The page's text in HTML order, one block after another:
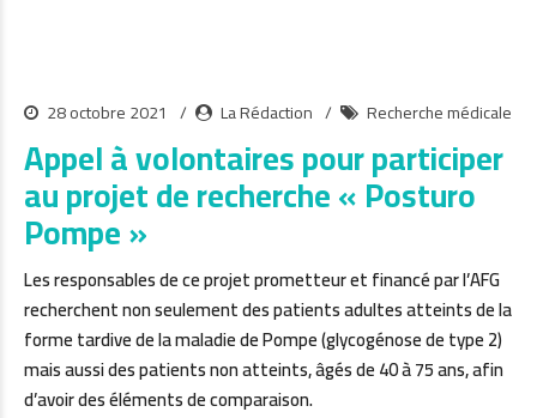
28 octobre 2021 La Rédaction Recherche médicale
Appel à volontaires pour participer
au projet de recherche « Posturo
Pompe »
Les responsables de ce projet prometteur et financé par l’AFG
recherchent non seulement des patients adultes atteints de la
forme tardive de la maladie de Pompe (glycogénose de type 2)
mais aussi des patients non atteints, âgés de 40 à 75 ans, afin
d’avoir des éléments de comparaison.